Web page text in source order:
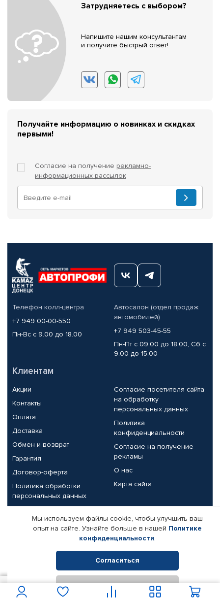
Затрудняетесь с выбором?
Напишите нашим консультантам
и получите быстрый ответ!
Получайте информацию о новинках и скидках
первыми!
Согласие на получение рекламно-
информационных рассылок
Телефон колл-центра
+7 949 00-00-550
Пн-Вс с 9.00 до 18.00
Автосалон (отдел продаж
автомобилей)
+7 949 503-45-55
Пн-Пт с 09.00 до 18.00, Сб с
9.00 до 15.00
Клиентам
Акции
Контакты
Оплата
Доставка
Обмен и возврат
Гарантия
Договор-оферта
Политика обработки
персональных данных
Согласие посетителя сайта
на обработку
персональных данных
Политика
конфиденциальности
Согласие на получение
рекламы
О нас
Карта сайта
Партнерам
Корпоративным клиентам
Поставщикам
Реквизиты компании
© КАМАЗ ЦЕНТР ДОНЕЦК, 2015-2026. Все права защищены.
Интернет-магазин автомобильных товаров Автопрофи.
Мы используем файлы cookie, чтобы улучшить ваш
опыт на сайте. Узнайте больше в нашей Политике
конфиденциальности.
Согласиться
Отклонить
В корзину